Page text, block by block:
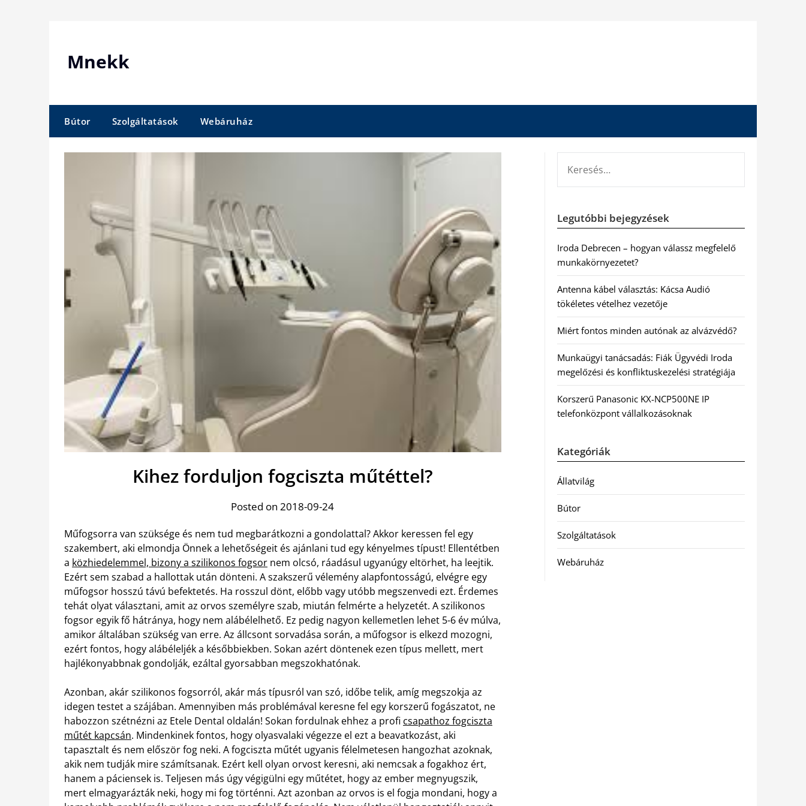
Mnekk
Bútor Szolgáltatások Webáruház
Kihez forduljon fogciszta műtéttel?
Posted on 2018-09-24
Műfogsorra van szüksége és nem tud megbarátkozni a gondolattal? Akkor keressen fel egy
szakembert, aki elmondja Önnek a lehetőségeit és ajánlani tud egy kényelmes típust! Ellentétben
a közhiedelemmel, bizony a szilikonos fogsor nem olcsó, ráadásul ugyanúgy eltörhet, ha leejtik.
Ezért sem szabad a hallottak után dönteni. A szakszerű vélemény alapfontosságú, elvégre egy
műfogsor hosszú távú befektetés. Ha rosszul dönt, előbb vagy utóbb megszenvedi ezt. Érdemes
tehát olyat választani, amit az orvos személyre szab, miután felmérte a helyzetét. A szilikonos
fogsor egyik fő hátránya, hogy nem alábélelhető. Ez pedig nagyon kellemetlen lehet 5-6 év múlva,
amikor általában szükség van erre. Az állcsont sorvadása során, a műfogsor is elkezd mozogni,
ezért fontos, hogy alábéleljék a későbbiekben. Sokan azért döntenek ezen típus mellett, mert
hajlékonyabbnak gondolják, ezáltal gyorsabban megszokhatónak.
Azonban, akár szilikonos fogsorról, akár más típusról van szó, időbe telik, amíg megszokja az
idegen testet a szájában. Amennyiben más problémával keresne fel egy korszerű fogászatot, ne
habozzon szétnézni az Etele Dental oldalán! Sokan fordulnak ehhez a profi csapathoz fogciszta
műtét kapcsán. Mindenkinek fontos, hogy olyasvalaki végezze el ezt a beavatkozást, aki
tapasztalt és nem először fog neki. A fogciszta műtét ugyanis félelmetesen hangozhat azoknak,
akik nem tudják mire számítsanak. Ezért kell olyan orvost keresni, aki nemcsak a fogakhoz ért,
hanem a páciensek is. Teljesen más úgy végigülni egy műtétet, hogy az ember megnyugszik,
mert elmagyarázták neki, hogy mi fog történni. Azt azonban az orvos is el fogja mondani, hogy a
Legutóbbi bejegyzések
Iroda Debrecen – hogyan válassz megfelelő
munkakörnyezetet?
Antenna kábel választás: Kácsa Audió
tökéletes vételhez vezetője
Miért fontos minden autónak az alvázvédő?
Munkaügyi tanácsadás: Fiák Ügyvédi Iroda
megelőzési és konfliktuskezelési stratégiája
Korszerű Panasonic KX-NCP500NE IP
telefonközpont vállalkozásoknak
Kategóriák
Állatvilág
Bútor
Szolgáltatások
Webáruház